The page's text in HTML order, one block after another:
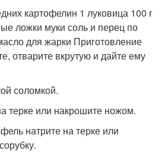
картофелин 1 луковица 100 г
ложки муки соль и перец по
для жарки Приготовление
отварите вкрутую и дайте ему
соломкой.
терке или накрошите ножом.
натрите на терке или